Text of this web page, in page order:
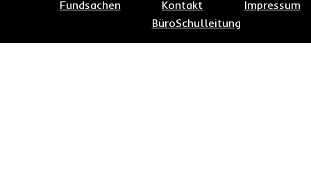
Fundsachen
Kontakt
BüroSchulleitung
Impressum